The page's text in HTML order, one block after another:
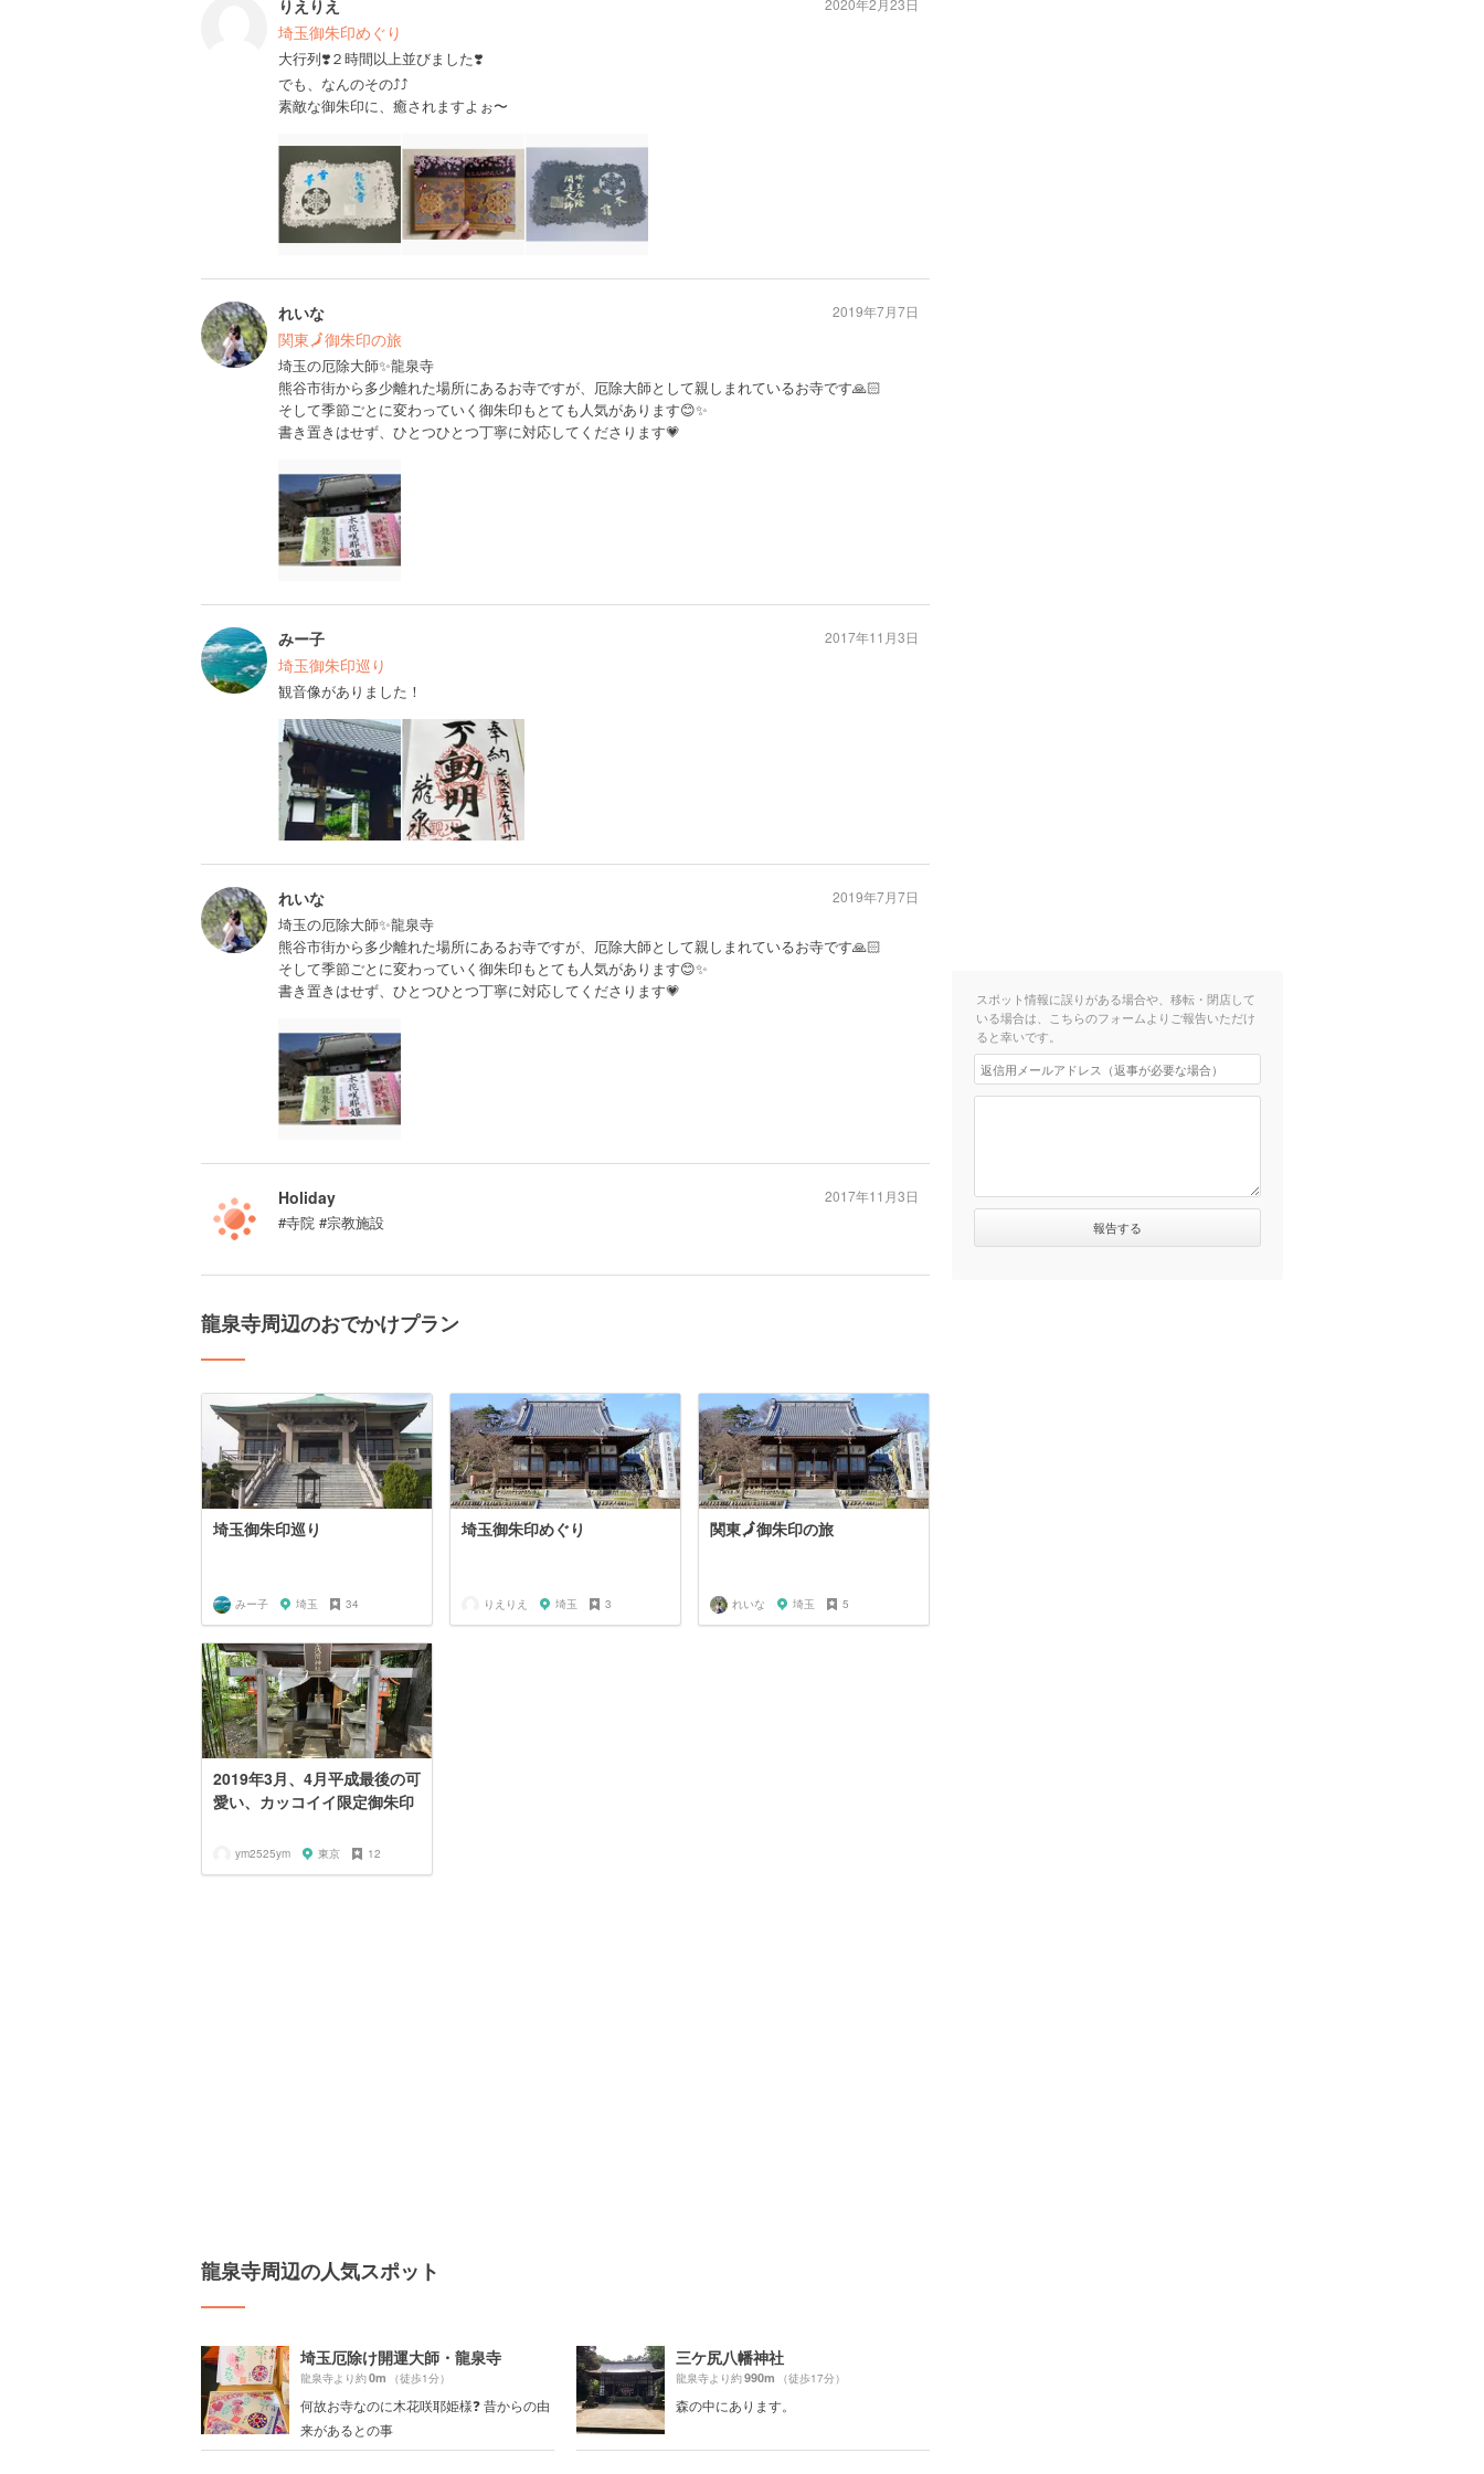
りえりえ
埼玉御朱印めぐり
大行列❣️２時間以上並びました❣️
でも、なんのその⤴︎⤴︎
素敵な御朱印に、癒されますよぉ〜
2020年2月23日
れいな
関東🗾御朱印の旅
埼玉の厄除大師✨龍泉寺
熊谷市街から多少離れた場所にあるお寺ですが、厄除大師として親しまれているお寺です🙏🏻
そして季節ごとに変わっていく御朱印もとても人気があります😊✨
書き置きはせず、ひとつひとつ丁寧に対応してくださります💗
2019年7月7日
みー子
埼玉御朱印巡り
観音像がありました！
2017年11月3日
れいな
埼玉の厄除大師✨龍泉寺
熊谷市街から多少離れた場所にあるお寺ですが、厄除大師として親しまれているお寺です🙏🏻
そして季節ごとに変わっていく御朱印もとても人気があります😊✨
書き置きはせず、ひとつひとつ丁寧に対応してくださります💗
2019年7月7日
Holiday
#寺院 #宗教施設
2017年11月3日
龍泉寺周辺のおでかけプラン
埼玉御朱印巡り
みー子 埼玉 34
埼玉御朱印めぐり
りえりえ 埼玉 3
関東🗾御朱印の旅
れいな 埼玉 5
2019年3月、4月平成最後の可
愛い、カッコイイ限定御朱印
ym2525ym 東京 12
龍泉寺周辺の人気スポット
埼玉厄除け開運大師・龍泉寺
龍泉寺より約0m （徒歩1分）
何故お寺なのに木花咲耶姫様❓ 昔からの由
来があるとの事
三ケ尻八幡神社
龍泉寺より約990m （徒歩17分）
森の中にあります。
スポット情報に誤りがある場合や、移転・閉店して
いる場合は、こちらのフォームよりご報告いただけ
ると幸いです。